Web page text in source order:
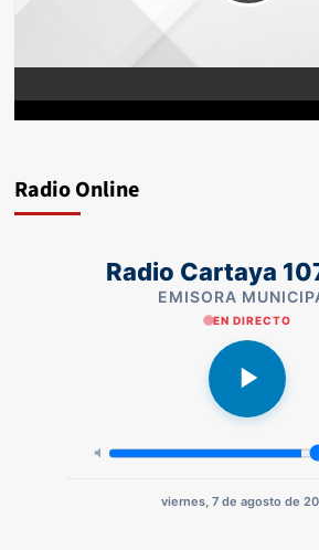
Radio Online
Radio Cartaya
EMISORA
EN DIRECTO
viernes, 7 de agosto de